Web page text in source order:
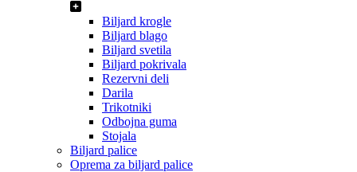
Biljard krogle
Biljard blago
Biljard svetila
Biljard pokrivala
Rezervni deli
Darila
Trikotniki
Odbojna guma
Stojala
Biljard palice
Oprema za biljard palice